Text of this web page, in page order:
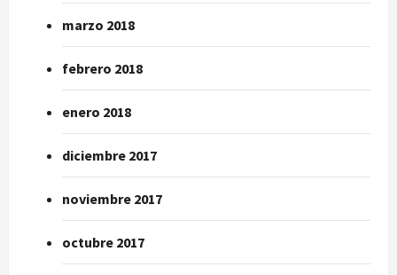
marzo 2018
febrero 2018
enero 2018
diciembre 2017
noviembre 2017
octubre 2017